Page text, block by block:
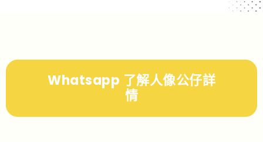
Whatsapp 了解人像公仔詳
情